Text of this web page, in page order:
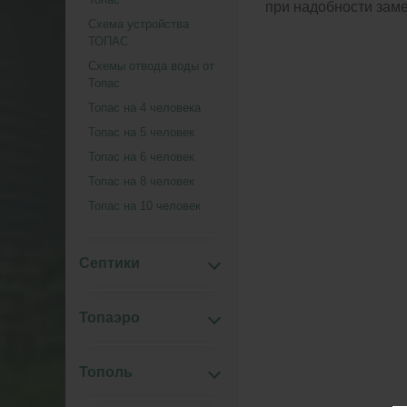
Схема устройства
ТОПАС
Схемы отвода воды от
Топас
Топас на 4 человека
Топас на 5 человек
Топас на 6 человек
Топас на 8 человек
Топас на 10 человек
Септики
Топаэро
Тополь
при надобности